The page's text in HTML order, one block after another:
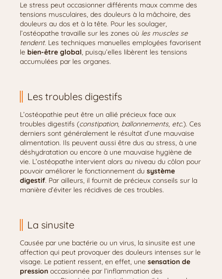
Le stress peut occasionner différents maux comme des
tensions musculaires, des douleurs à la mâchoire, des
douleurs au dos et à la tête. Pour les soulager,
l’ostéopathe travaille sur les zones où les muscles se
tendent. Les techniques manuelles employées favorisent
le bien-être global, puisqu’elles libèrent les tensions
accumulées par les organes.
Les troubles digestifs
L’ostéopathie peut être un allié précieux face aux
troubles digestifs (constipation, ballonnements, etc.). Ces
derniers sont généralement le résultat d’une mauvaise
alimentation. Ils peuvent aussi être dus au stress, à une
déshydratation ou encore à une mauvaise hygiène de
vie. L’ostéopathe intervient alors au niveau du côlon pour
pouvoir améliorer le fonctionnement du système
digestif. Par ailleurs, il fournit de précieux conseils sur la
manière d’éviter les récidives de ces troubles.
La sinusite
Causée par une bactérie ou un virus, la sinusite est une
affection qui peut provoquer des douleurs intenses sur le
visage. Le patient ressent, en effet, une sensation de
pression occasionnée par l’inflammation des